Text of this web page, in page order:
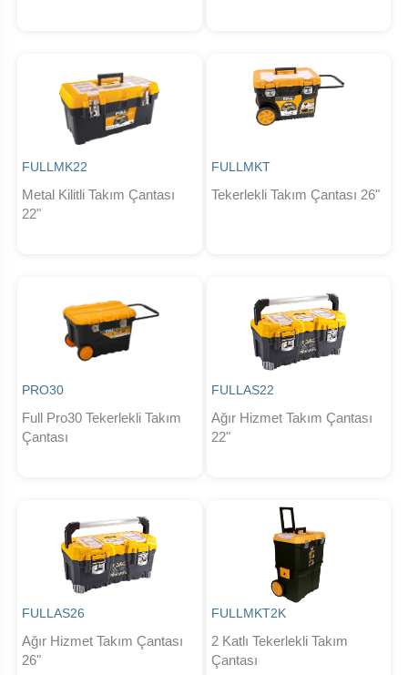
FULLMK22
Metal Kilitli Takım Çantası
22"
FULLMKT
Tekerlekli Takım Çantası 26"
PRO30
Full Pro30 Tekerlekli Takım
Çantası
FULLAS22
Ağır Hizmet Takım Çantası
22"
FULLAS26
Ağır Hizmet Takım Çantası
26"
FULLMKT2K
2 Katlı Tekerlekli Takım
Çantası